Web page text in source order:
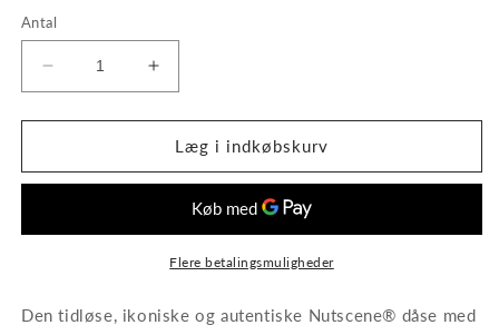
Antal
Reducer
antallet
for
i
Natur
Øg
antallet
for
Jutesnor
i
Natur
Læg i indkøbskurv
Flere betalingsmuligheder
Den tidløse, ikoniske og autentiske Nutscene® dåse med